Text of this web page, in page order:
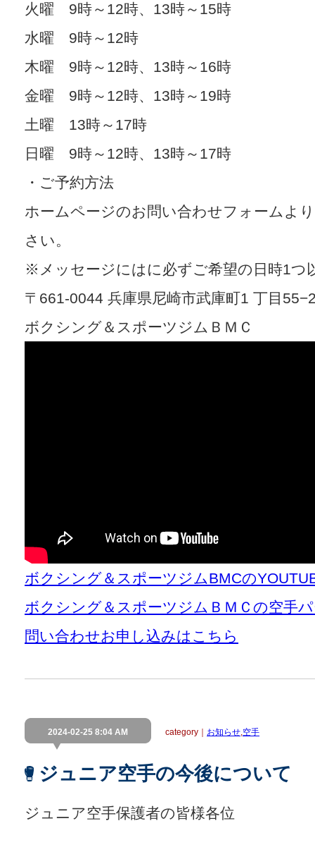
火曜 9時～12時、13時～15時
水曜 9時～12時
木曜 9時～12時、13時～16時
金曜 9時～12時、13時～19時
土曜 13時～17時
日曜 9時～12時、13時～17時
・ご予約方法
ホームページのお問い合わせフォームよ
さい。
​※メッセージにはに必ずご希望の日時1つ
〒661-0044 兵庫県尼崎市武庫町1 丁目
ボクシング＆スポーツジムＢＭＣ
ボクシング＆スポーツジムBMCの
ボクシング＆スポーツジムＢＭＣの空手
問い合わせお申し込みはこちら
2024-02-25 8:04 AM category｜ お知らせ,空手
ジュニア空手の今後について
ジュニア空手保護者の皆様各位